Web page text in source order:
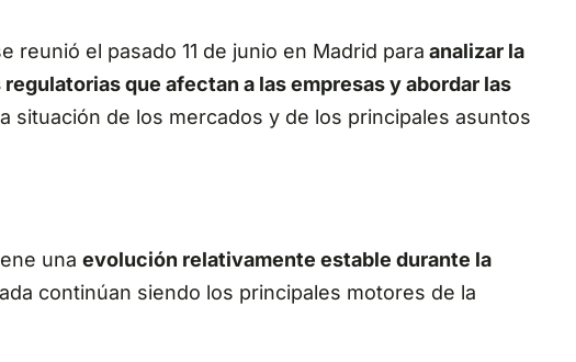
reunió el pasado 11 de junio en Madrid para analizar la
que afectan a las empresas y abordar las
situación de los mercados y de los principales asuntos
una evolución relativamente estable durante la
continúan siendo los principales motores de la